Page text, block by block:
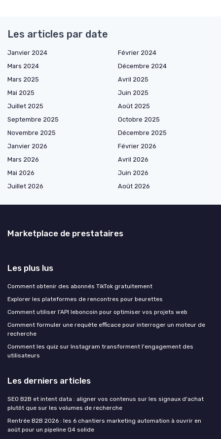
Les articles par date
Janvier 2024
Février 2024
Mars 2024
Décembre 2024
Mars 2025
Avril 2025
Mai 2025
Juin 2025
Juillet 2025
Août 2025
Septembre 2025
Octobre 2025
Novembre 2025
Décembre 2025
Janvier 2026
Février 2026
Mars 2026
Avril 2026
Mai 2026
Juin 2026
Juillet 2026
Août 2026
Marketplace de prestataires
Les plus lus
Comment obtenir des abonnés TikTok gratuitement
Explorer les plateformes de rencontres pour beurettes
Comment utiliser l’API leboncoin pour optimiser vos projets web
Comment formuler une requête efficace pour interroger un moteur de
recherche
Comment les quiz sur Instagram transforment l'engagement des
utilisateurs
Les derniers articles
SEO B2B et intent data : aligner vos contenus sur les signaux d'achat
plutôt que sur les volumes de recherche
Rentrée B2B 2026 : les 6 chantiers marketing automation à ouvrir en
août pour un pipeline Q4 solide